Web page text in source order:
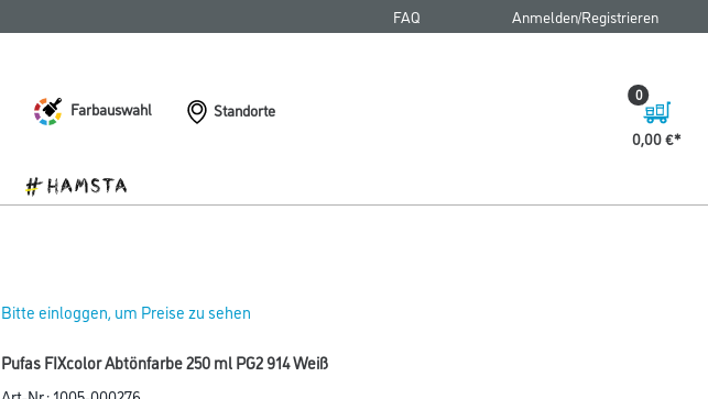
FAQ Anmelden/Registrieren
Farbauswahl
Standorte
0,00 €
0
Bitte einloggen, um Preise zu sehen
Pufas FIXcolor Abtönfarbe 250 ml PG2 914 Weiß